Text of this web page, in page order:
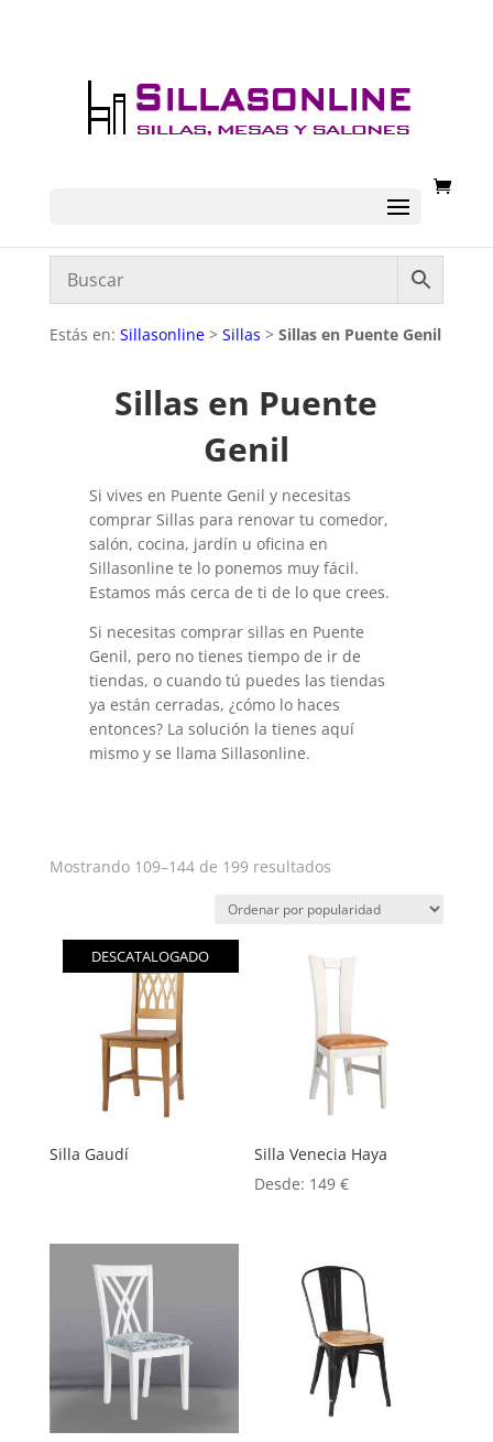
Estás en: Sillasonline> Sillas > Sillas en Puente Genil
Sillas en Puente
Genil
Si vives en Puente Genil y necesitas
comprar Sillas para renovar tu comedor,
salón, cocina, jardín u oficina en
Sillasonline te lo ponemos muy fácil.
Estamos más cerca de ti de lo que crees.
Si necesitas comprar sillas en Puente
Genil, pero no tienes tiempo de ir de
tiendas, o cuando tú puedes las tiendas
ya están cerradas, ¿cómo lo haces
entonces? La solución la tienes aquí
mismo y se llama Sillasonline.
Mostrando 109–144 de 199 resultadosOrdenado
popularidad
DESCATALOGADO
Silla Gaudí
Silla Venecia Haya
Desde: 149€